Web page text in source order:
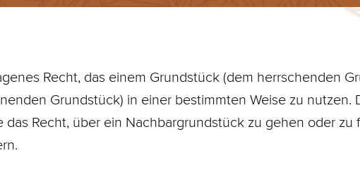
Recht, das einem Grundstück(dem herrschenden
Grundstück) in einer bestimmten Weise zu nutzen.
Recht, über ein Nachbargrundstück zu gehen oder zu